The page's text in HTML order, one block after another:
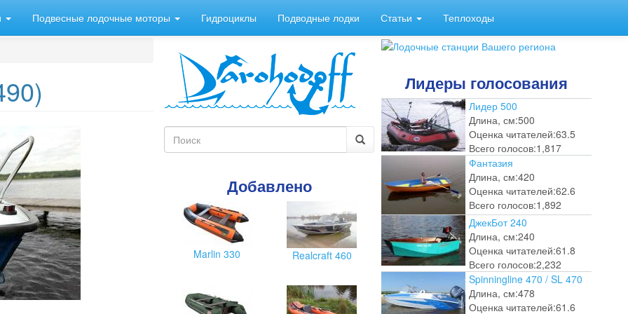
Подвесные лодочные моторы Гидроциклы Подводные лодки Статьи Теплоходы
Форма
поиска
Добавлено
Marlin 330 Realcraft 460
Лидеры голосования
Лидер 500
Длина, см:500
Оценка читателей:63.5
Всего голосов:1,817
Фантазия
Длина, см:420
Оценка читателей:62.6
Всего голосов:1,892
ДжекБот 240
Длина, см:240
Оценка читателей:61.8
Всего голосов:2,232
Spinningline 470 / SL 470
Длина, см:478
Оценка читателей:61.6